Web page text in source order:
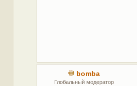
bomba
Глобальный модератор